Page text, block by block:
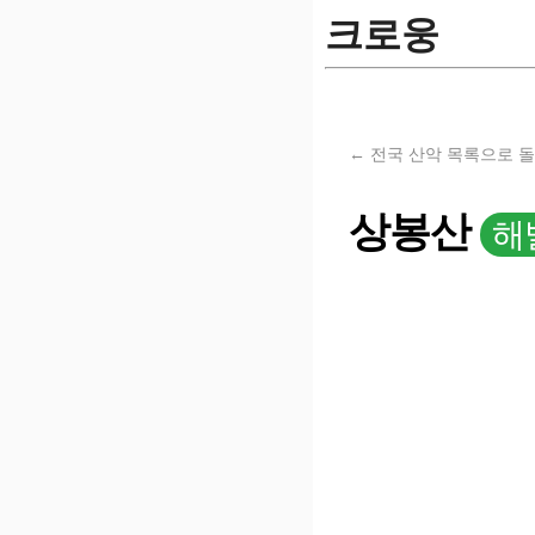
크로웅
← 전국 산악 목록으로
상봉산 해